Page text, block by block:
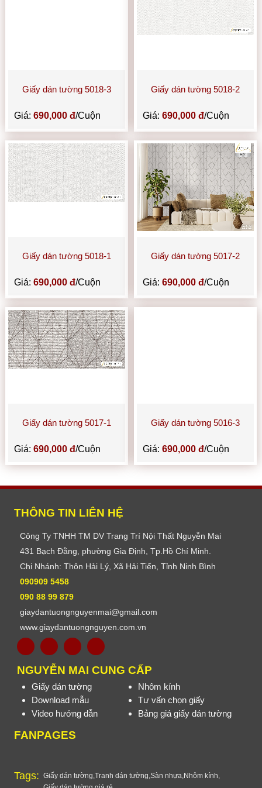
Giấy dán tường 5018-3
Giá:690,000 đ/Cuộn
Giấy dán tường 5018-2
Giá: 690,000 đ/Cuộn
Giấy dán tường 5018-1
Giá:690,000 đ/Cuộn
Giấy dán tường 5017-2
Giá: 690,000 đ/Cuộn
Giấy dán tường 5017-1
Giá:690,000 đ/Cuộn
Giấy dán tường 5016-3
Giá: 690,000 đ/Cuộn
THÔNG TIN LIÊN HỆ
Công Ty TNHH TM DV Trang Trí Nội Thất Nguyễn Mai
431 Bạch Đằng, phường Gia Định, Tp.Hồ Chí Minh.
Chi Nhánh: Thôn Hải Lý, Xã Hải Tiến, Tỉnh Ninh Bình
090909 5458
090 88 99 879
giaydantuongnguyenmai@gmail.com
www.giaydantuongnguyen.com.vn
NGUYỄN MAI CUNG CẤP
Giấy dán tường
Nhôm kính
Download mẫu
Tư vấn chọn giấy
Video hướng dẫn
Bảng giá giấy dán tường
FANPAGES
Tags: Giấy dán tường Tranh dán tường ,Sàn nhựa Nhôm kính